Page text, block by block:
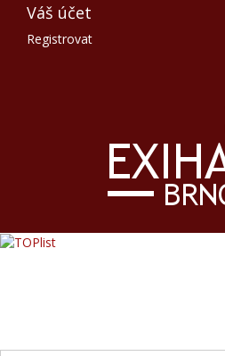
Váš účet
Registrovat